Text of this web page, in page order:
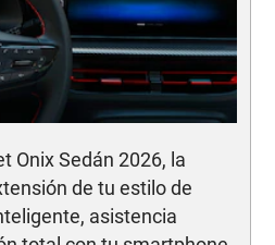
Onix Sedán 2026, la
de tu estilo de
asistencia